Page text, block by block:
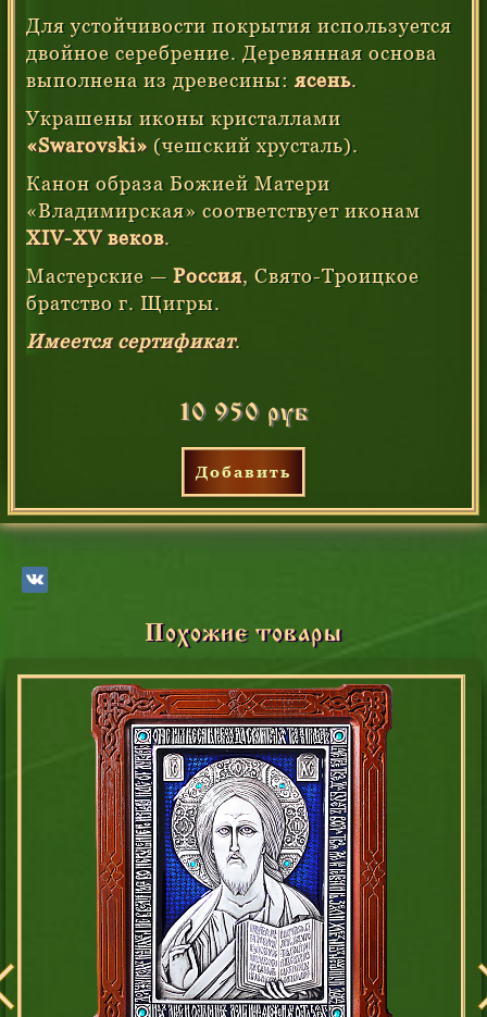
Для устойчивости покрытия используется
двойное серебрение. Деревянная основа
выполнена из древесины: ясень.
Украшены иконы кристаллами
«Swarovski»(чешский хрусталь).
Канон образа Божией Матери
«Владимирская» соответствует иконам
XIV-XVвеков.
Мастерские — Россия, Свято-Троицкое
братство г. Щигры.
Имеется сертификат.
10 950 руб
Добавить
Похожие товары